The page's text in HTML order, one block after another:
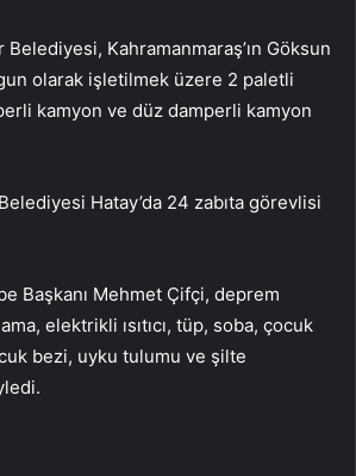
Kahramanmaraş’ın Göksun
olarak işletilmek üzere 2 paletli
kamyon ve düz damperli kamyon
Hatay’da 24 zabıta görevlisi
Başkanı Mehmet Çifçi, deprem
elektrikli ısıtıcı, tüp, soba, çocuk
bezi, uyku tulumu ve şilte